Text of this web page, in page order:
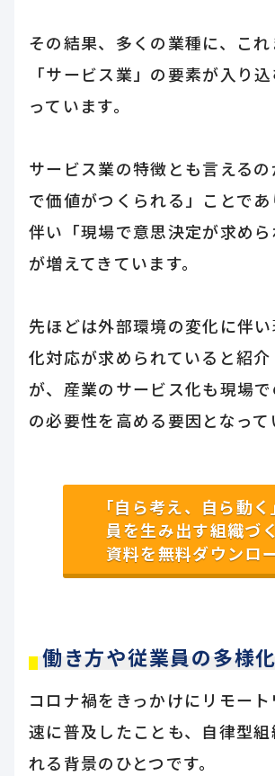
その結果、多くの業種に、こ
「サービス業」の要素が入り
っています。
サービス業の特徴とも言える
で価値がつくられる」ことで
伴い「現場で意思決定が求め
が増えてきています。
先ほどは外部環境の変化に伴
化対応が求められていると紹
が、産業のサービス化も現場
の必要性を高める要因となって
「自ら考え、自ら動
員を生み出す組織づ
資料を無料ダウンロ
働き方や従業員の多様化
コロナ禍をきっかけにリモー
速に普及したことも、自律型
れる背景のひとつです。